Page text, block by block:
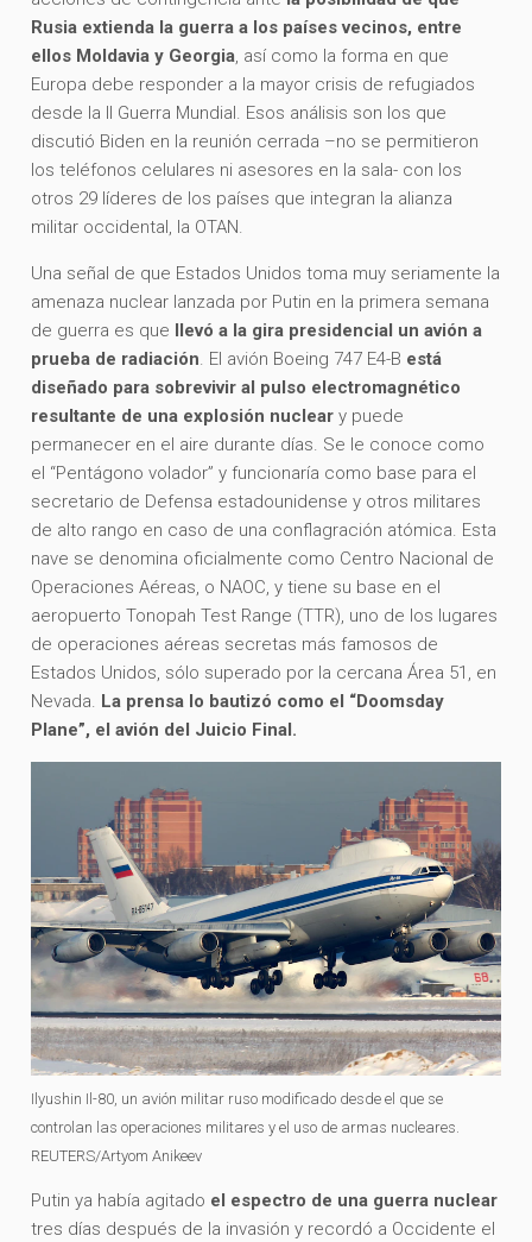
Rusia extienda la guerra a los países vecinos, entre
ellos Moldavia y Georgia, así como la forma en que
Europa debe responder a la mayor crisis de refugiados
desde la II Guerra Mundial. Esos análisis son los que
discutió Biden en la reunión cerrada –no se permitieron
los teléfonos celulares ni asesores en la sala- con los
otros 29 líderes de los países que integran la alianza
militar occidental, la OTAN.
Una señal de que Estados Unidos toma muy seriamente la
amenaza nuclear lanzada por Putin en la primera semana
de guerra es que
llevó a la gira presidencial un avión a
prueba de radiación. El avión Boeing 747 E4-B está
diseñado para sobrevivir al pulso electromagnético
resultante de una explosión nucleary puede
permanecer en el aire durante días. Se le conoce como
el “Pentágono volador” y funcionaría como base para el
secretario de Defensa estadounidense y otros militares
de alto rango en caso de una conflagración atómica. Esta
nave se denomina oficialmente como Centro Nacional de
Operaciones Aéreas, o NAOC, y tiene su base en el
aeropuerto Tonopah Test Range (TTR), uno de los lugares
de operaciones aéreas secretas más famosos de
Estados Unidos, sólo superado por la cercana Área 51, en
Nevada. La prensa lo bautizó como el “Doomsday
Plane”, el avión del Juicio Final.
Ilyushin Il-80, un avión militar ruso modificado desde el que se
controlan las operaciones militares y el uso de armas nucleares.
REUTERS/Artyom Anikeev
Putin ya había agitado el espectro de una guerra nuclear
tres días después de la invasión y recordó a Occidente el